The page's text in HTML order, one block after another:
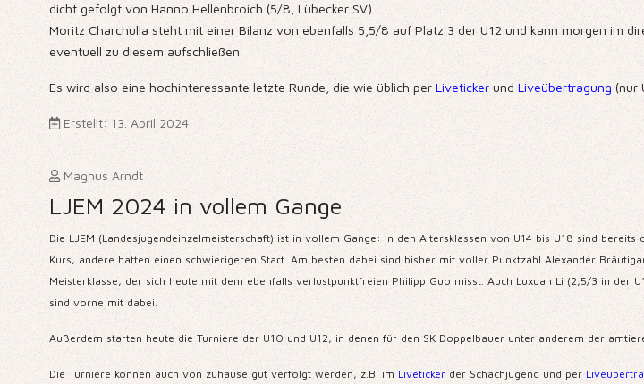
dicht gefolgt von Hanno Hellenbroich (5/8, Lübecker SV).
Moritz Charchulla steht mit einer Bilanz von ebenfalls 5,5/8 auf Platz 3 der U12 und kann morgen im
eventuell zu diesem aufschließen.
Es wird also eine hochinteressante letzte Runde, die wie üblich perLiveticker undLiveübertragung (nur
Erstellt: 13. April 2024
Magnus Arndt
LJEM 2024 in vollem Gange
Die LJEM (Landesjugendeinzelmeisterschaft) ist in vollem Gange: In den Altersklassen von U14 bis U18 sind
Kurs, andere hatten einen schwierigeren Start. Am besten dabei sind bisher mit voller Punktzahl Alexander
Meisterklasse, der sich heute mit dem ebenfalls verlustpunktfreien Philipp Guo misst. Auch Luxuan Li (2,5/3 in der
sind vorne mit dabei.
Außerdem starten heute die Turniere der U10 und U12, in denen für den SK Doppelbauer unter anderem der
Die Turniere können auch von zuhause gut verfolgt werden, z.B. im Liveticker der Schachjugend und per